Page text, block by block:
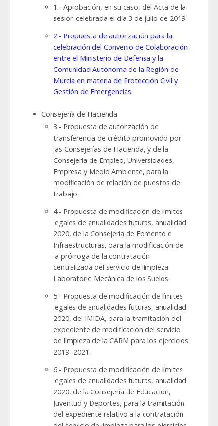
1.- Aprobación, en su caso, del Acta de la
sesión celebrada el día 3 de julio de 2019.
2.- Propuesta de autorización para la
celebración del Convenio de Colaboración
entre el Ministerio de Defensa y la
Comunidad Autónoma de la Región de
Murcia en materia de Protección Civil y
Gestión de Emergencias.
Consejería de Hacienda
3.- Propuesta de autorización de
transferencia de crédito promovido por
las Consejerías de Hacienda, y de la
Consejería de Empleo, Universidades,
Empresa y Medio Ambiente, para la
modificación de relación de puestos de
trabajo.
4.- Propuesta de modificación de límites
legales de anualidades futuras, anualidad
2020, de la Consejería de Fomento e
Infraestructuras, para la modificación de
la prórroga de la contratación
centralizada del servicio de limpieza.
Laboratorio Mecánica de los Suelos.
5.- Propuesta de modificación de límites
legales de anualidades futuras, anualidad
2020, del IMIDA, para la tramitación del
expediente de modificación del servicio
de limpieza de la CARM para los ejercicios
2019- 2021.
6.- Propuesta de modificación de límites
legales de anualidades futuras, anualidad
2020, de la Consejería de Educación,
Juventud y Deportes, para la tramitación
del expediente relativo a la contratación